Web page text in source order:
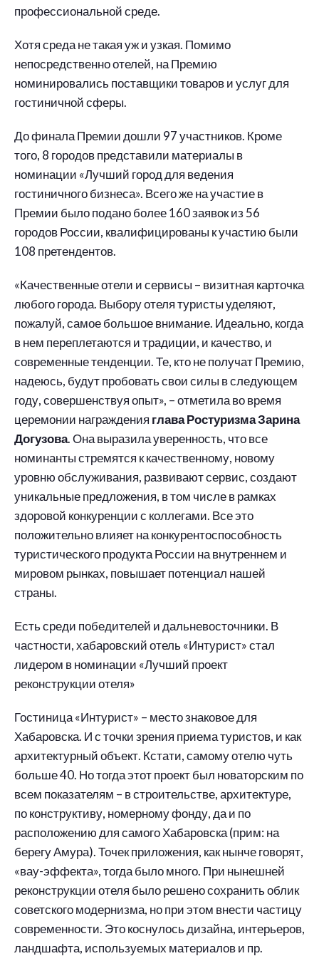
профессиональной среде.
Хотя среда не такая уж и узкая. Помимо
непосредственно отелей, на Премию
номинировались поставщики товаров и услуг для
гостиничной сферы.
До финала Премии дошли 97 участников. Кроме
того, 8 городов представили материалы в
номинации «Лучший город для ведения
гостиничного бизнеса». Всего же на участие в
Премии было подано более 160 заявок из 56
городов России, квалифицированы к участию были
108 претендентов.
«Качественные отели и сервисы – визитная карточка
любого города. Выбору отеля туристы уделяют,
пожалуй, самое большое внимание. Идеально, когда
в нем переплетаются и традиции, и качество, и
современные тенденции. Те, кто не получат Премию,
надеюсь, будут пробовать свои силы в следующем
году, совершенствуя опыт», – отметила во время
церемонии награждения глава Ростуризма Зарина
Догузова. Она выразила уверенность, что все
номинанты стремятся к качественному, новому
уровню обслуживания, развивают сервис, создают
уникальные предложения, в том числе в рамках
здоровой конкуренции с коллегами. Все это
положительно влияет на конкурентоспособность
туристического продукта России на внутреннем и
мировом рынках, повышает потенциал нашей
страны.
Есть среди победителей и дальневосточники. В
частности, хабаровский отель «Интурист» стал
лидером в номинации «Лучший проект
реконструкции отеля»
Гостиница «Интурист» – место знаковое для
Хабаровска. И с точки зрения приема туристов, и как
архитектурный объект. Кстати, самому отелю чуть
больше 40. Но тогда этот проект был новаторским по
всем показателям – в строительстве, архитектуре,
по конструктиву, номерному фонду, да и по
расположению для самого Хабаровска (прим: на
берегу Амура). Точек приложения, как нынче говорят,
«вау-эффекта», тогда было много. При нынешней
реконструкции отеля было решено сохранить облик
советского модернизма, но при этом внести частицу
современности. Это коснулось дизайна, интерьеров,
ландшафта, используемых материалов и пр.